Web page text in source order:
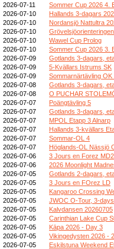
2026-07-11
Sommer Cup 2026 4.
2026-07-10
Hallands 3-dagars
2026-07-10
Nordansjö Nattultra
2026-07-10
Grövelsjöorienteringen
2026-07-10
Wawel Cup Prolog
2026-07-10
Sommer Cup 2026 3.
2026-07-09
Gotlands 3-dagars,
2026-07-09
5-Kvällars Istrums SK
2026-07-09
Sommarnärtävling
2026-07-08
Gotlands 3-dagars,
2026-07-08
O PUCHAR
2026-07-07
Poängtävling 5
2026-07-07
Gotlands 3-dagars,
2026-07-07
MPOL Etapp 3 Alnarp
2026-07-07
Hallands 3-kvällars
2026-07-07
Sommar-OL 4
2026-07-07
Höglands-OL Nässjö
2026-07-06
3 Jours en Forez MD2
2026-07-06
2026 Moonlight
2026-07-05
Gotlands 2-dagars,
2026-07-05
3 Jours en FOrez LD
2026-07-05
Kangaroo Crossing
2026-07-05
JWOC O-Tour, 3-
2026-07-05
Kalvdansen 20260705
2026-07-05
Carinthian Lake Cup
2026-07-05
Kāpa 2026 - Day 3
2026-07-05
Vikingedysten 2026 -
2026-07-05
Eskilstuna Weekend